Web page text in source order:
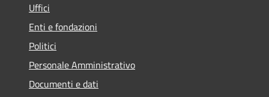
Uffici
Enti e fondazioni
Politici
Personale Amministrativo
Documenti e dati